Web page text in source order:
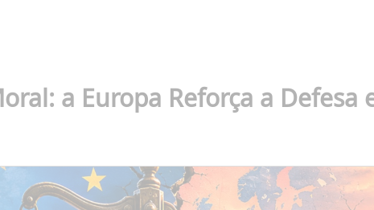
a Europa Reforça a